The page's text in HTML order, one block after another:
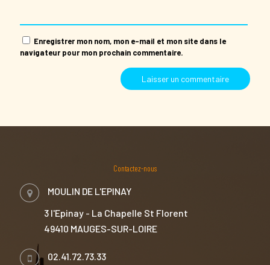
Enregistrer mon nom, mon e-mail et mon site dans le
navigateur pour mon prochain commentaire.
Contactez-nous
MOULIN DE L'EPINAY
3 l'Epinay - La Chapelle St Florent
49410 MAUGES-SUR-LOIRE
02.41.72.73.33